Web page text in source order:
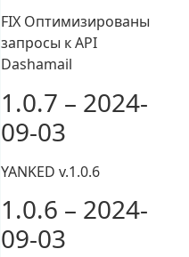
FIX Оптимизированы
запросы к API
Dashamail
1.0.7 – 2024-
09-03
YANKED v.1.0.6
1.0.6 – 2024-
09-03